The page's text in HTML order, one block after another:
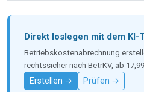
Direkt loslegen mit dem KI-
Betriebskostenabrechnung
rechtssicher nach BetrKV, ab
Erstellen → Prüfen →